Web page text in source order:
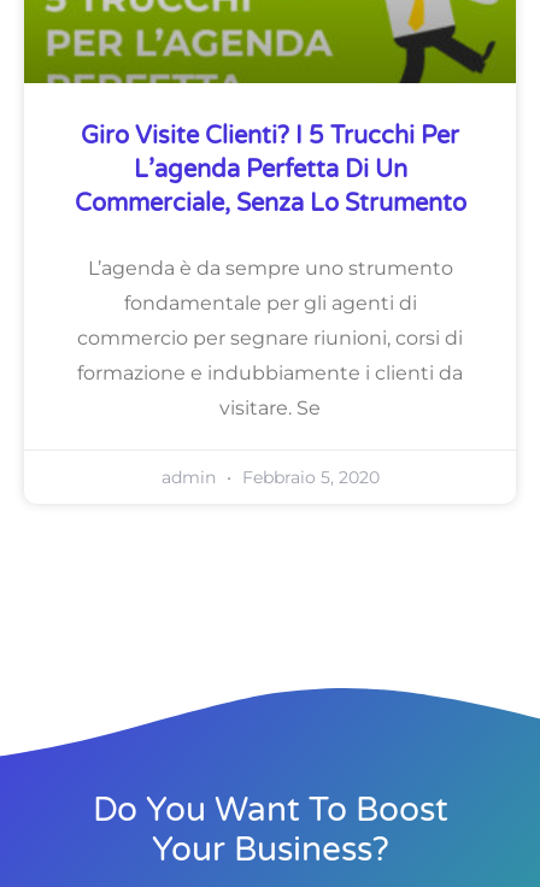
Giro Visite Clienti? I 5 Trucchi Per
L’agenda Perfetta Di Un
Commerciale, Senza Lo Strumento
L’agenda è da sempre uno strumento
fondamentale per gli agenti di
commercio per segnare riunioni, corsi di
formazione e indubbiamente i clienti da
visitare. Se
admin Febbraio 5, 2020
Do You Want To Boost
Your Business?